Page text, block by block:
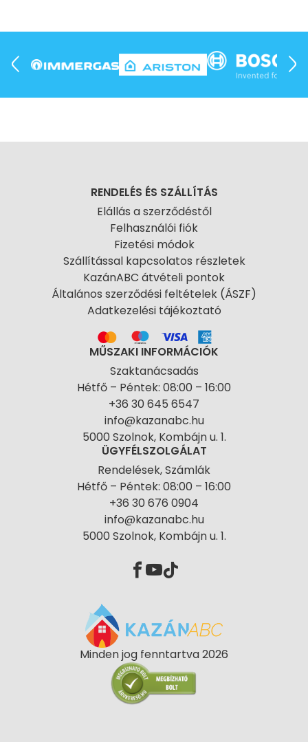
RENDELÉS ÉS SZÁLLÍTÁS
Elállás a szerződéstől
Felhasználói fiók
Fizetési módok
Szállítással kapcsolatos részletek
KazánABC átvételi pontok
Általános szerződési feltételek (ÁSZF)
Adatkezelési tájékoztató
MŰSZAKI INFORMÁCIÓK
Szaktanácsadás
Hétfő – Péntek: 08:00 – 16:00
+36 30 645 6547
info@kazanabc.hu
5000 Szolnok, Kombájn u. 1.
ÜGYFÉLSZOLGÁLAT
Rendelések, Számlák
Hétfő – Péntek: 08:00 – 16:00
+36 30 676 0904
info@kazanabc.hu
5000 Szolnok, Kombájn u. 1.
Minden jog fenntartva 2026